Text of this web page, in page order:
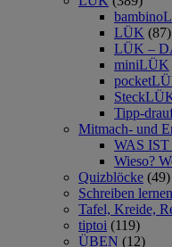
LÜK (87)
LÜK –
miniLÜK
Tipp-
Mitmach- und
WAS IST
Wieso?
Quizblöcke (49)
Schreiben
Tafel, Kreide,
tiptoi (119)
ÜBEN (12)